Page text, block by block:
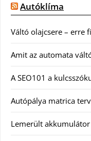
Autóklíma
Váltó olajcsere – erre
Amit az automata
A SEO101 a
Autópálya matrica
Lemerült akkumulátor